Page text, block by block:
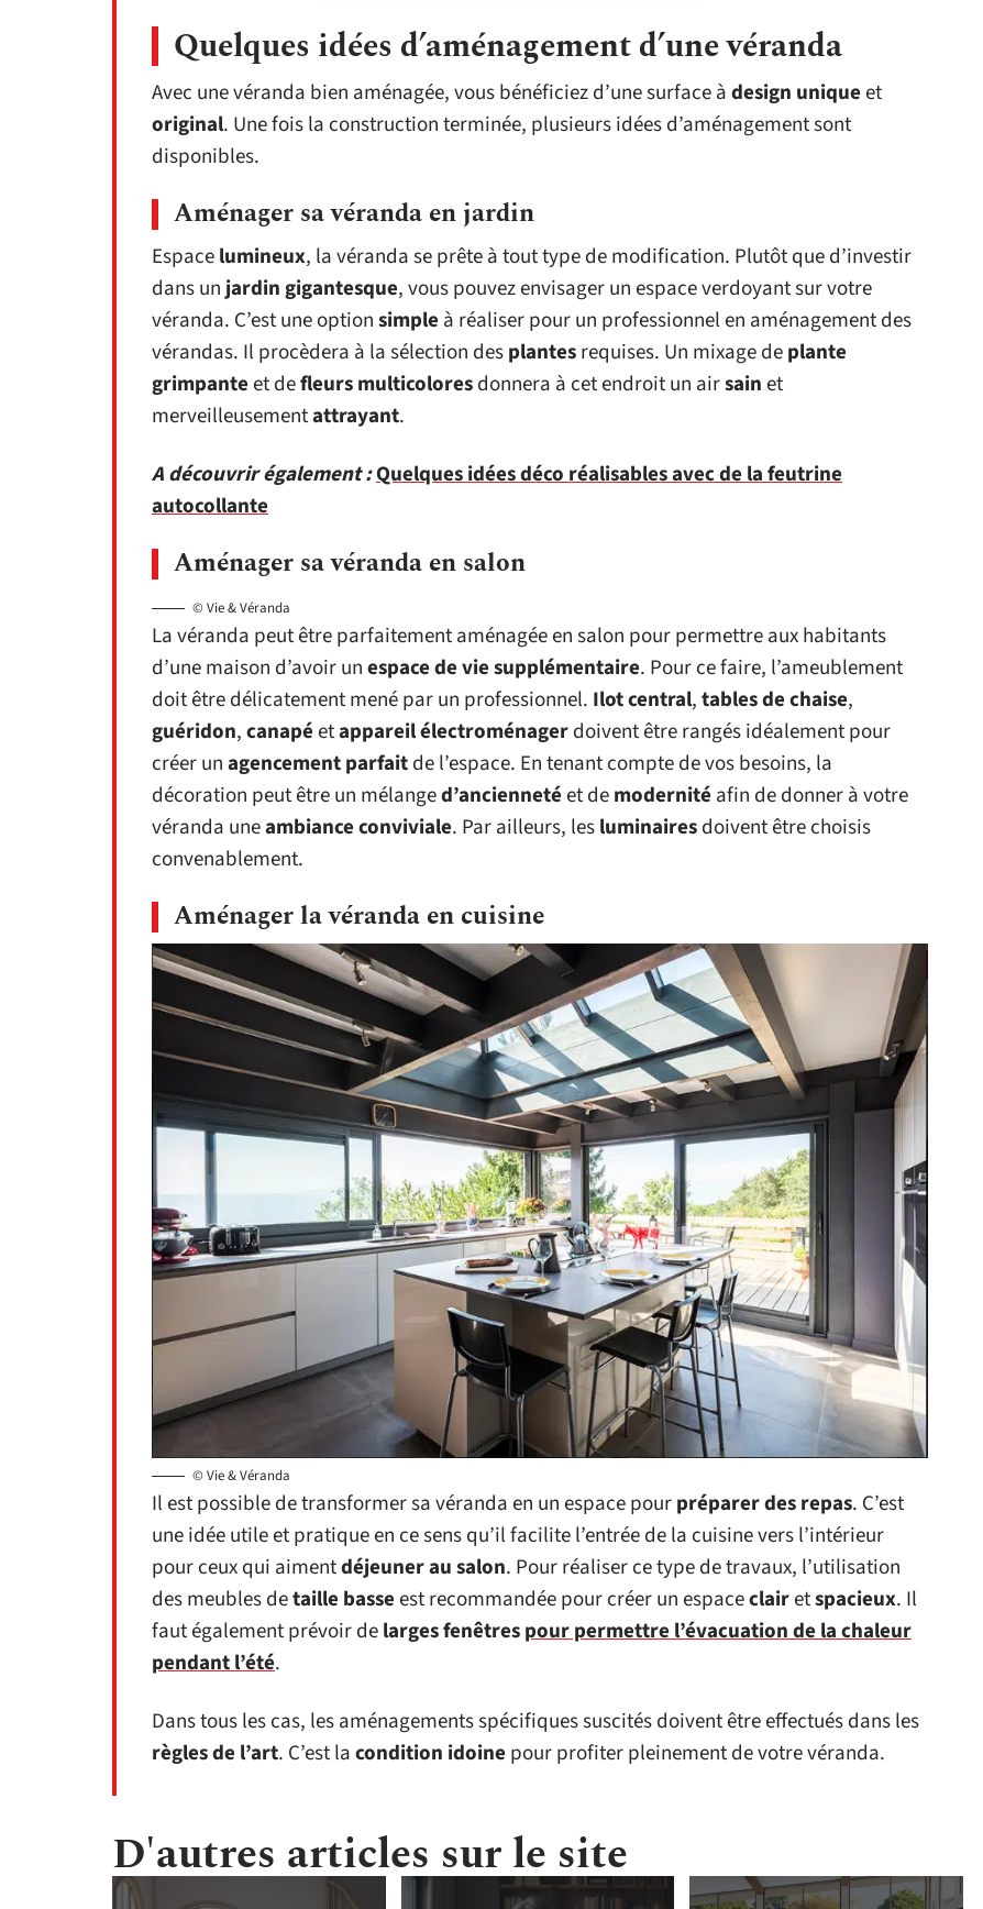
Quelques idées d’aménagement d’une véranda
Avec une véranda bien aménagée, vous bénéficiez d’une surface àdesign uniqueet
original. Une fois la construction terminée, plusieurs idées d’aménagement sont
disponibles.
Aménager sa véranda en jardin
Espacelumineux, la véranda se prête à tout type de modification. Plutôt que d’investir
dans unjardingigantesque, vous pouvez envisager un espace verdoyant sur votre
véranda. C’est une optionsimple à réaliser pour un professionnel en aménagement des
vérandas. Il procèdera à la sélection desplantesrequises. Un mixage deplante
grimpanteet defleurs multicoloresdonnera à cet endroit un airsainet
merveilleusementattrayant.
A découvrir également :Quelques idées déco réalisables avec de la feutrine
autocollante
Aménager sa véranda en salon
© Vie & Véranda
La véranda peut être parfaitement aménagée en salon pour permettre aux habitants
d’une maison d’avoir unespace de vie supplémentaire. Pour ce faire, l’ameublement
doit être délicatement mené par un professionnel. Ilot central,tables de chaise,
guéridon,canapéetappareil électroménagerdoivent être rangés idéalement pour
créer unagencement parfaitde l’espace. En tenant compte de vos besoins, la
décoration peut être un mélanged’anciennetéet demodernité afin de donner à votre
véranda uneambiance conviviale. Par ailleurs, lesluminairesdoivent être choisis
convenablement.
Aménager la véranda en cuisine
© Vie & Véranda
Il est possible de transformer sa véranda en un espace pourpréparer des repas. C’est
une idée utile et pratique en ce sens qu’il facilite l’entrée de la cuisine vers l’intérieur
pour ceux qui aimentdéjeuner au salon. Pour réaliser ce type de travaux, l’utilisation
des meubles detaille basseest recommandée pour créer un espaceclairetspacieux. Il
faut également prévoir delarges fenêtrespour permettre l’évacuation de la chaleur
pendant l’été.
Dans tous les cas, les aménagements spécifiques suscités doivent être effectués dans les
règles de l’art. C’est lacondition idoine pour profiter pleinement de votre véranda.
D'autres articles sur le site